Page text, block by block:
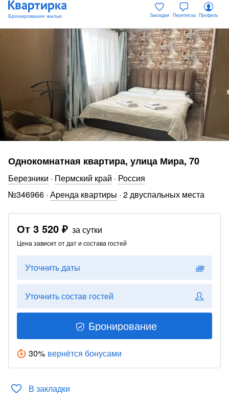
Закладки Переписка Профиль
Однокомнатная квартира, улица Мира, 70
Березники · Пермский край · Россия
№346966 · Аренда квартиры · 2 двуспальных места
От 3 520 ₽ за сутки
Цена зависит от дат и состава гостей
Уточнить даты
Уточнить состав гостей
Бронирование
30% вернётся бонусами
В закладки